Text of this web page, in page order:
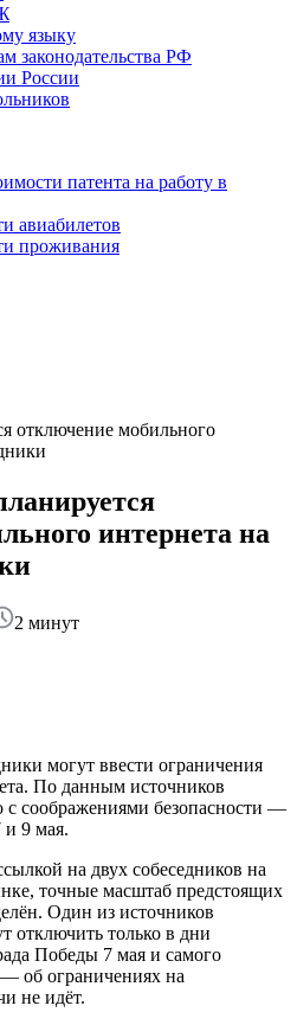
языку
законодательства РФ
России
патента на работу в
авиабилетов
проживания
отключение мобильного
интернета на
2 минут
могут ввести ограничения
По данным источников
с соображениями безопасности —
9 мая.
на двух собеседников на
точные масштаб предстоящих
Один из источников
отключить только в дни
Победы 7 мая и самого
об ограничениях на
не идёт.